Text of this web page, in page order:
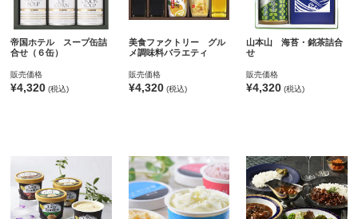
帝国ホテル スープ缶詰
合せ（６缶）
販売価格
¥4,320 (税込)
美食ファクトリー グル
メ調味料バラエティ
販売価格
¥4,320(税込)
山本山 海苔・銘茶詰合
せ
販売価格
¥4,320 (税込)